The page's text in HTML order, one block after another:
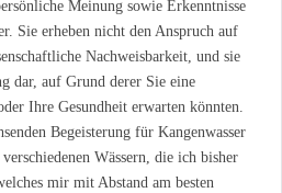
Meinung sowie Erkenntnisse
Sie erheben nicht den Anspruch auf
Nachweisbarkeit, und sie
dar, auf Grund derer Sie eine
Ihre Gesundheit erwarten könnten.
Begeisterung für Kangenwasser
Wässern, die ich bisher
mir mit Abstand am besten